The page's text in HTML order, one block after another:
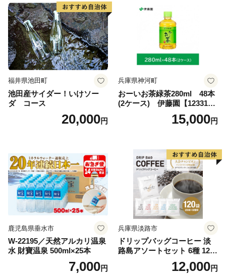
福井県池田町
池田産サイダー！いけソー
ダ コース
20,000円
兵庫県神河町
おーいお茶緑茶280ml 48本
(2ケース) 伊藤園【123317
15,000円
鹿児島県垂水市
W-22195／天然アルカリ温泉
水 財寶温泉 500ml×25本
7,000円
兵庫県淡路市
ドリップバッグコーヒー 淡
路島アソートセット 6種 120
袋 飲み比べ コーヒー
12,000円